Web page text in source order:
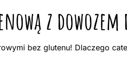
z
bez glutenu! Dlaczego